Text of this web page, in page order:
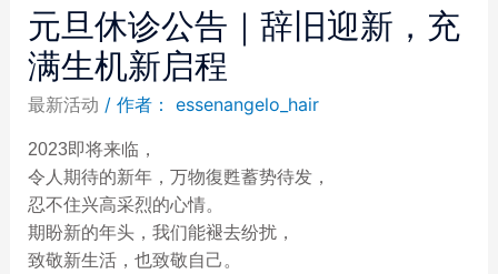
元旦休诊公告｜辞旧迎新，充
满生机新启程
最新活动 / 作者： essenangelo_hair
2023即将来临，
令人期待的新年，万物復甦蓄势待发，
忍不住兴高采烈的心情。
期盼新的年头，我们能褪去纷扰，
致敬新生活，也致敬自己。